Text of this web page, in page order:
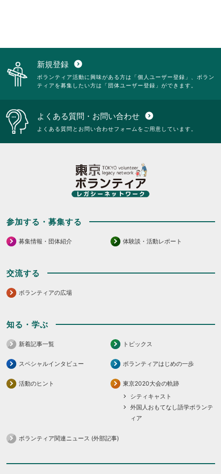
新規登録 expand_circle_down
ボランティア活動に興味がある方は「個人ユーザー登録」、ボラン
ティアを募集したい方は「団体ユーザー登録」ができます。
よくある質問・お問い合わせ expand_circle_down
よくある質問とお問い合わせフォームをご用意しています。
参加する・募集する
募集情報・団体紹介 体験談・活動レポート
交流する
ボランティアの広場
知る・学ぶ
新着記事一覧 トピックス
スペシャルインタビュー ボランティアはじめの一歩
活動のヒント
東京2020大会の軌跡
シティキャスト
外国人おもてなし語学ボランテ
ィア
ボランティア関連ニュース (外部記事)